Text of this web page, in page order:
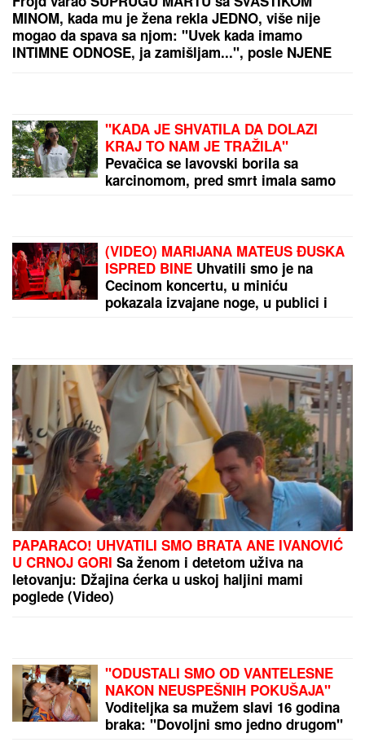
(VIDEO) OVAKO ČEDA JOVANOVIĆ BIRNE O ACI
KOSU NAKON VELIKOG GUBITKACela kuća miriše
na njegova omiljena jela: "On živi od ljubavi"
PAPARACO! UHVATILI SMO BRATA ANE IVANOVIĆ
U CRNOJ GORISa ženom i detetom uživa na
letovanju: Džajina ćerka u uskoj haljini mami
poglede (Video)
Frojd varao SUPRUGU MARTU sa SVASTIKOM
MINOM, kada mu je žena rekla JEDNO, više nije
mogao da spava sa njom: "Uvek kada imamo
INTIMNE ODNOSE, ja zamišljam...", posle NJENE
"KADA JE SHVATILA DA DOLAZI
KRAJ TO NAM JE TRAŽILA"
Pevačica se lavovski borila sa
karcinomom, pred smrt imala samo